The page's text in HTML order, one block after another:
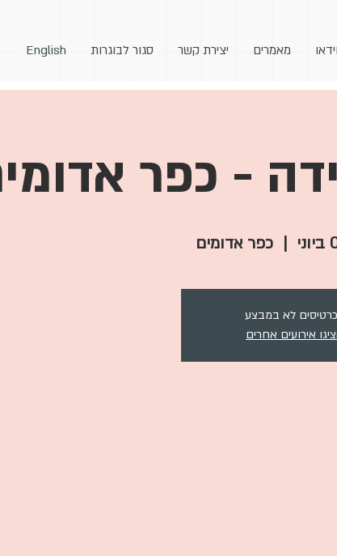
וידאו מאמרים יצירת קשר סגור לבוגרות English
- כפר
  |
כפר אדומים
לא במבצע
אירועים אחרים